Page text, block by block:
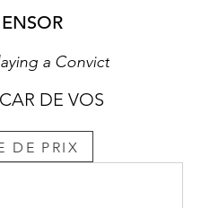
a Convict
DE VOS
DE PRIX